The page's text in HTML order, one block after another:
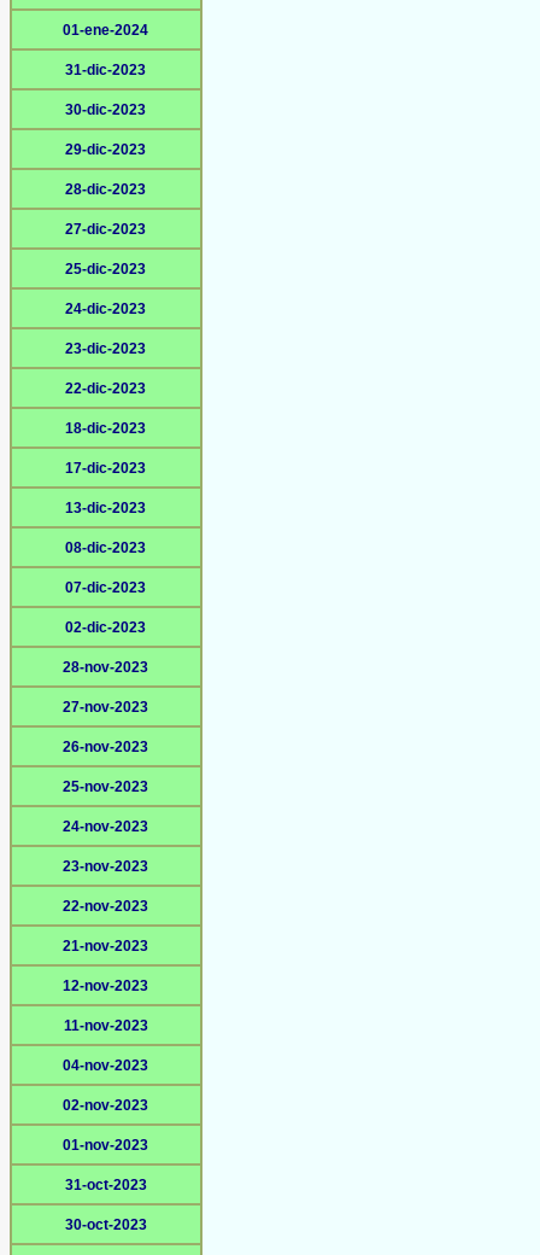
01-ene-2024
31-dic-2023
30-dic-2023
29-dic-2023
28-dic-2023
27-dic-2023
25-dic-2023
24-dic-2023
23-dic-2023
22-dic-2023
18-dic-2023
17-dic-2023
13-dic-2023
08-dic-2023
07-dic-2023
02-dic-2023
28-nov-2023
27-nov-2023
26-nov-2023
25-nov-2023
24-nov-2023
23-nov-2023
22-nov-2023
21-nov-2023
12-nov-2023
11-nov-2023
04-nov-2023
02-nov-2023
01-nov-2023
31-oct-2023
30-oct-2023